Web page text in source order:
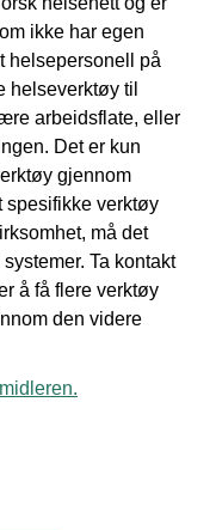
ikke har egen
helsepersonell på
helseverktøy til
arbeidsflate, eller
Det er kun
gjennom
spesifikke verktøy
må det
Ta kontakt
å få flere verktøy
den videre